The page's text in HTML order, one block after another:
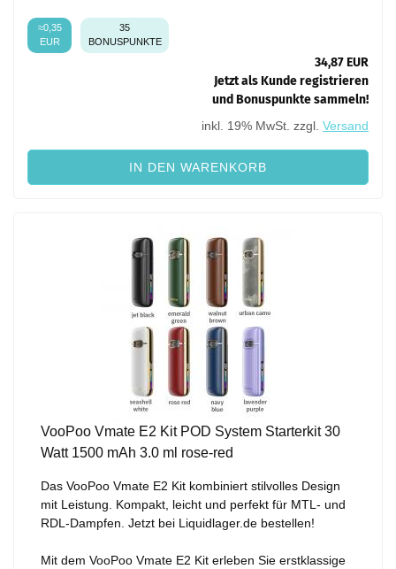
35
BONUSPUNKTE
≈0,35
EUR
34,87 EUR
Jetzt als Kunde registrieren
und Bonuspunkte sammeln!
inkl. 19% MwSt. zzgl. Versand
IN DEN WARENKORB
VooPoo Vmate E2 Kit POD System Starterkit 30
Watt 1500 mAh 3.0 ml rose-red
Das VooPoo Vmate E2 Kit kombiniert stilvolles Design
mit Leistung. Kompakt, leicht und perfekt für MTL- und
RDL-Dampfen. Jetzt bei Liquidlager.de bestellen!
Mit dem VooPoo Vmate E2 Kit erleben Sie erstklassige